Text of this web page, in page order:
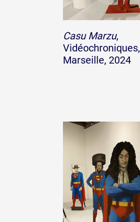
Casu Marzu,
Vidéochroniques,
Marseille, 2024